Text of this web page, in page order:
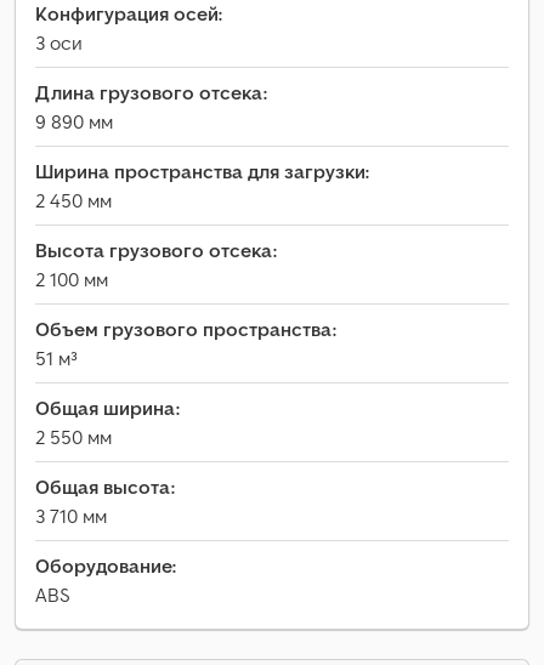
Конфигурация осей:
3 оси
Длина грузового отсека:
9 890 мм
Ширина пространства для загрузки:
2 450 мм
Высота грузового отсека:
2 100 мм
Объем грузового пространства:
51 м³
Общая ширина:
2 550 мм
Общая высота:
3 710 мм
Оборудование:
ABS